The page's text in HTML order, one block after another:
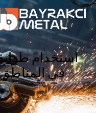
استخدام
في المناطق